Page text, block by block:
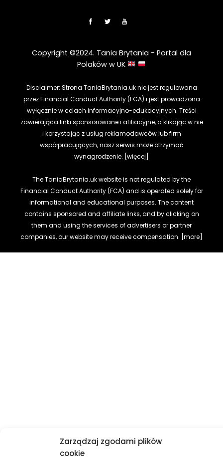
Zarządzaj zgodami plików
cookie
Copyright ©2024. Tania Brytania - Portal dla
Polaków w UK
Disclaimer: Strona TaniaBrytania.uk nie jest regulowana
przez Financial Conduct Authority (FCA) i jest prowadzona
wyłącznie w celach informacyjno-edukacyjnych. Treści
zawierająca linki sponsorowane i afiliacyjne, a klikając w nie
i korzystając z usług reklamodawców lub firm
współpracujących, nasz serwis może otrzymać
wynagrodzenie. [więcej]
The TaniaBrytania.uk website is not regulated by the
Financial Conduct Authority (FCA) and is operated solely for
informational and educational purposes. The content
contains sponsored and affiliate links, and by clicking on
them and using the services of advertisers or partner
companies, our website may receive compensation. [more]